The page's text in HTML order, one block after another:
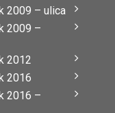
2009 – ulica
2009 –
2012
2016
2016 –